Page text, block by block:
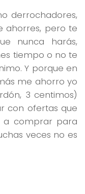
derrochadores,
ahorres, pero te
nunca harás,
tiempo o no te
Y porque en
me ahorro yo
3 centimos)
con ofertas que
a comprar para
veces no es